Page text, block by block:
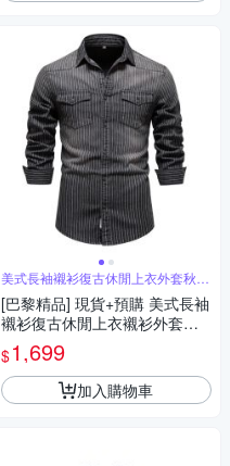
美式長袖襯衫復古休閒上衣外套秋冬
商務男裝
[巴黎精品] 現貨+預購 美式長袖
襯衫復古休閒上衣襯衫外套秋
冬商務簡約正裝大碼男裝-做舊
男上衣2色a1kz45
$1,699
加入購物車